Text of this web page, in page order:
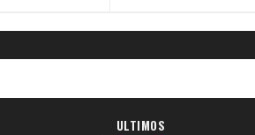
ULTIMOS